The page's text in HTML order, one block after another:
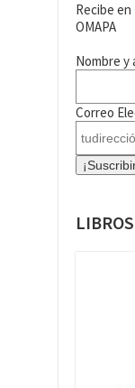
Recibe
OMAPA
Nombre y
Correo